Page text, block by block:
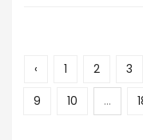
‹ 1 2 3
9
10 ...